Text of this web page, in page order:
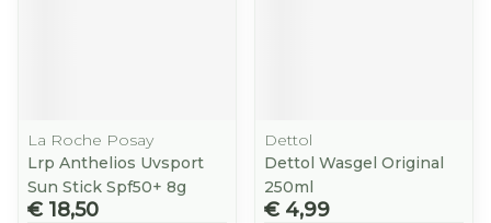
La Roche Posay
Lrp Anthelios Uvsport
Sun Stick Spf50+ 8g
€ 18,50
Dettol
Dettol Wasgel Original
250ml
€ 4,99